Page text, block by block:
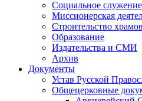
Социальное служение
Миссионерская
Строительство храмов
Образование
Издательства и СМИ
Архив
Документы
Устав Русской
Общецерковные